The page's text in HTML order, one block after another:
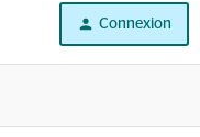
Connexion